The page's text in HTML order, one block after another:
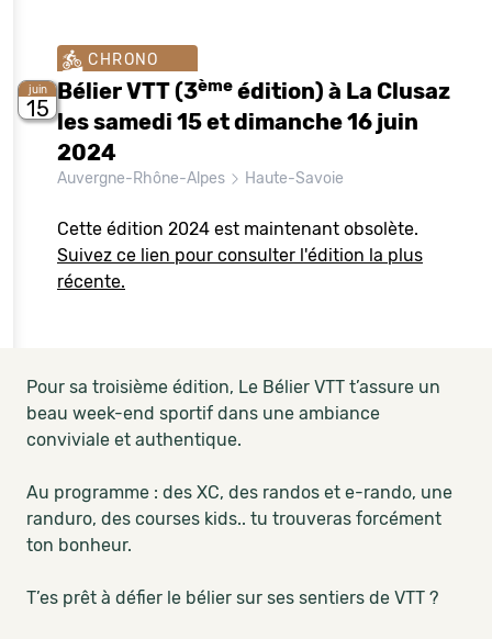
juin
15
CHRONO
Bélier VTT (3ème édition) à La Clusaz
les samedi 15 et dimanche 16 juin
2024
Auvergne-Rhône-Alpes Haute-Savoie
Cette édition 2024 est maintenant obsolète.
Suivez ce lien pour consulter l'édition la plus
récente.
Pour sa troisième édition, Le Bélier VTT t’assure un
beau week-end sportif dans une ambiance
conviviale et authentique.
Au programme : des XC, des randos et e-rando, une
randuro, des courses kids.. tu trouveras forcément
ton bonheur.
T’es prêt à défier le bélier sur ses sentiers de VTT ?